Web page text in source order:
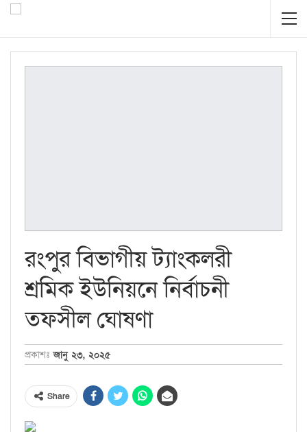
রংপুর বিভাগীয় ট্যাংকলরী
শ্রমিক ইউনিয়নে নির্বাচনী
তফসীল ঘোষণা
প্রকাশঃ জানু ২৩, ২০২৫
Share